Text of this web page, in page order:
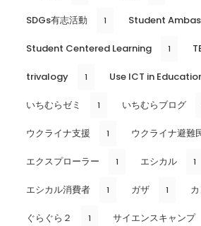
SDGs有志活動 1 Student
Student Centered Learning 1
trivalogy 1 Use ICT in
いちむらゼミ 1 いちむらブログ
ウクライナ支援 1 ウクライナ避難
エクスプローラー 1 エシカル 1
エシカル消費者 1 ガザ 1
ぐらぐら２ 1 サイエンスキャンプ